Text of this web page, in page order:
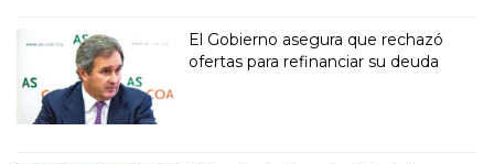
El Gobierno asegura que rechazó
ofertas para refinanciar su deuda